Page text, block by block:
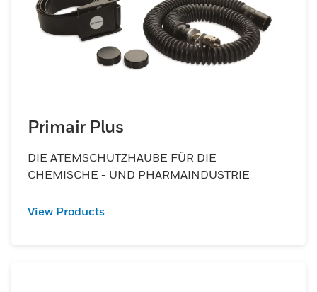
Primair Plus
DIE ATEMSCHUTZHAUBE FÜR DIE
CHEMISCHE - UND PHARMAINDUSTRIE
View Products